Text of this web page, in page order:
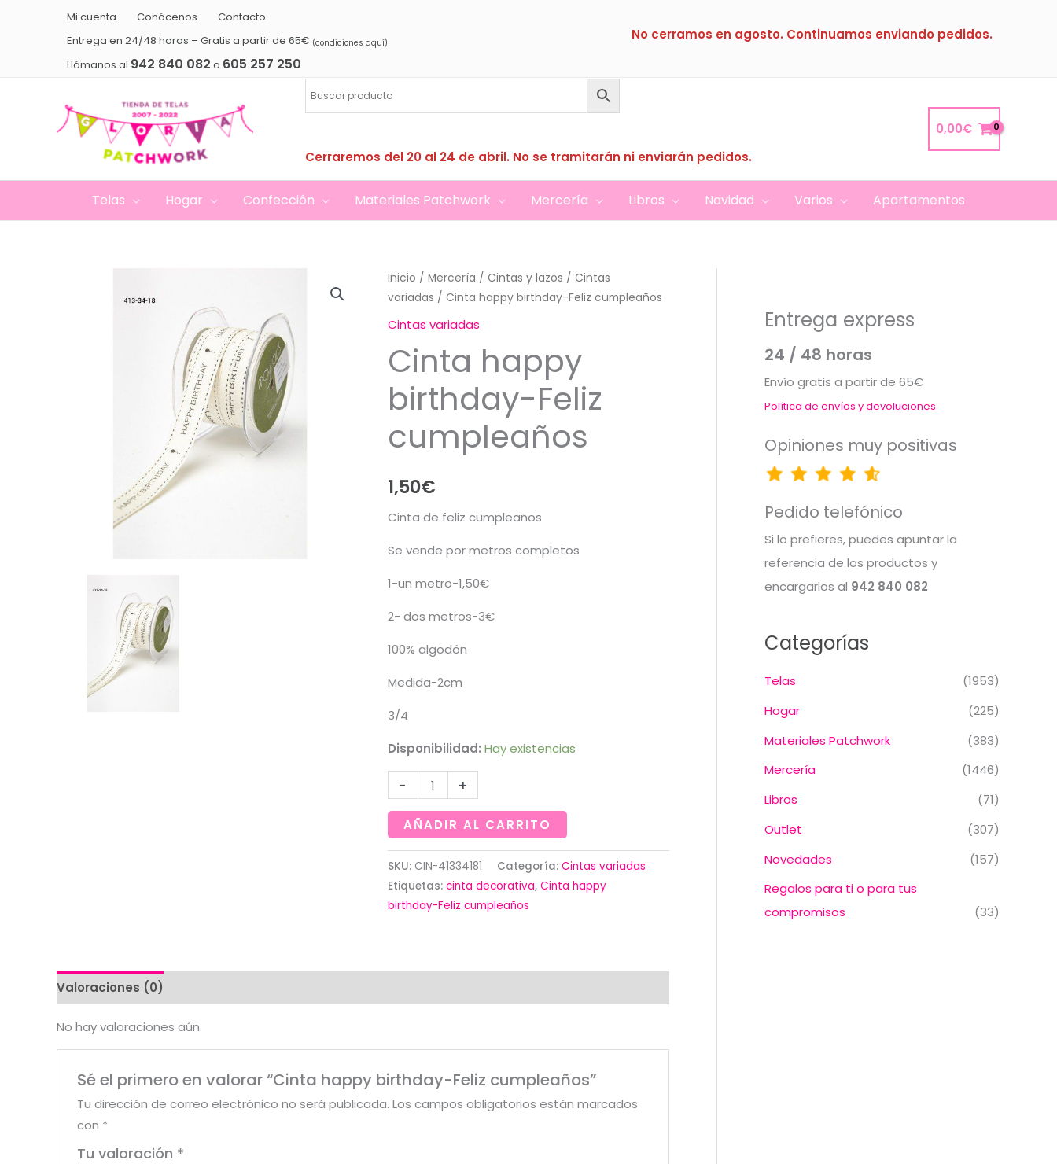
Mi cuenta Conócenos
Contacto
Entrega en 24/48 horas – Gratis a partir de 65€ (condiciones aquí)
Llámanos al 942 840 082 o 605 257 250
No cerramos en agosto. Continuamos enviando pedidos.
Cerraremos del 20 al 24 de abril. No se tramitarán ni enviarán pedidos.
0,00€
Telas Hogar Confección Materiales Patchwork Mercería Libros Navidad Varios Apartamentos
Inicio / Mercería / Cintas y lazos / Cintas
variadas / Cinta happy birthday-Feliz cumpleaños
Cintas variadas
Cinta happy
birthday-Feliz
cumpleaños
1,50€
Cinta de feliz cumpleaños
Se vende por metros completos
1-un metro-1,50€
2- dos metros-3€
100% algodón
Medida-2cm
3/4
Disponibilidad: Hay existencias
-
Cinta
happy
birthday-
cumpleaños
cantidad
+
AÑADIR AL CARRITO
SKU: CIN-41334181 Categoría: Cintas variadas
Etiquetas: cinta decorativa, Cinta happy
birthday-Feliz cumpleaños
Valoraciones (0)
No hay valoraciones aún.
Sé el primero en valorar “Cinta happy birthday-Feliz cumpleaños”
Tu dirección de correo electrónico no será publicada. Los campos obligatorios están marcados
con *
Tu valoración *
Entrega express
24 / 48 horas
Envío gratis a partir de 65€
Política de envíos y devoluciones
Opiniones muy positivas
Pedido telefónico
Si lo prefieres, puedes apuntar la
referencia de los productos y
encargarlos al 942 840 082
Categorías
Telas
(1953)
Hogar
(225)
Materiales Patchwork
(383)
Mercería
(1446)
Libros
(71)
Outlet
(307)
Novedades
(157)
Regalos para ti o para tus
compromisos
(33)